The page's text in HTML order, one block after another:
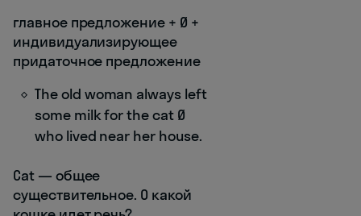
главное предложение + Ø +
индивидуализирующее
придаточное предложение
The old woman always left
some milk for the cat Ø
who lived near her house.
Cat — общее
существительное. О какой